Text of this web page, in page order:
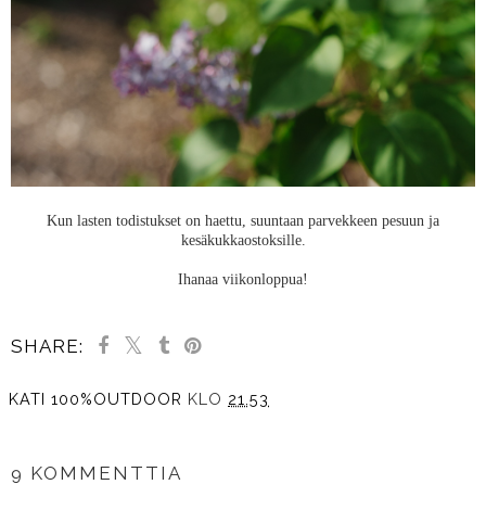
Kun lasten todistukset on haettu, suuntaan parvekkeen pesuun ja
kesäkukkaostoksille.
Ihanaa viikonloppua!
SHARE:
KATI 100%OUTDOOR KLO 21.53
9 KOMMENTTIA